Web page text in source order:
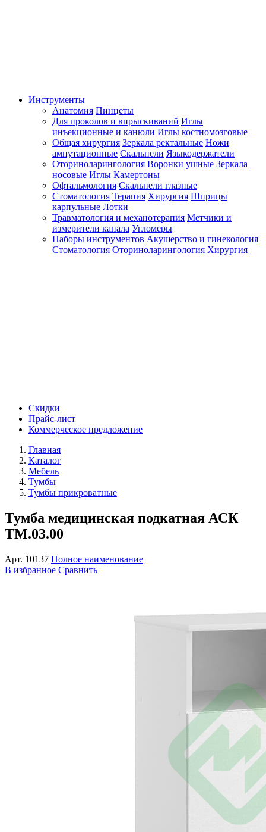
Инструменты
Анатомия Пинцеты
Для проколов и впрыскиваний Иглы
инъекционные и канюли Иглы костномозговые
Общая хирургия Зеркала ректальные Ножи
ампутационные Скальпели Языкодержатели
Оториноларингология Воронки ушные Зеркала
носовые Иглы Камертоны
Офтальмология Скальпели глазные
Стоматология Терапия Хирургия Шприцы
карпульные Лотки
Травматология и механотерапия Метчики и
измерители канала Угломеры
Наборы инструментов Акушерство и гинекология
Стоматология Оториноларингология Хирургия
Скидки
Прайс-лист
Коммерческое предложение
Главная
Каталог
Мебель
Тумбы
Тумбы прикроватные
Тумба медицинская подкатная АСК
ТМ.03.00
Арт. 10137 Полное наименование
В избранное Сравнить